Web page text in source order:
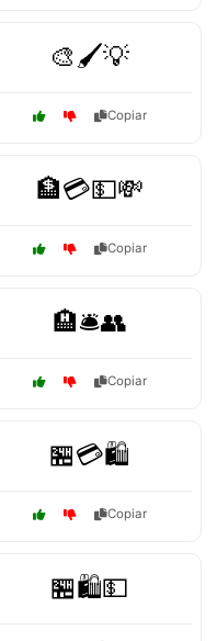
🎨🖌️💡
Copiar
🏦💳💵💸
Copiar
🏨🛎️👥
Copiar
🏪💳🛍️
Copiar
🏪🛍️💵